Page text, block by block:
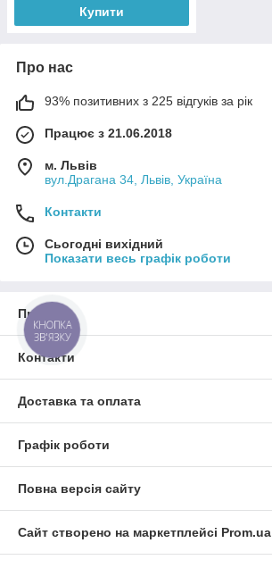
Купити
Про нас
93% позитивних з 225 відгуків за рік
Працює з 21.06.2018
м. Львів
вул.Драгана 34, Львів, Україна
Контакти
Сьогодні вихідний
Показати весь графік роботи
Про нас
Контакти
Доставка та оплата
Графік роботи
Повна версія сайту
Сайт створено на маркетплейсі Prom.ua
КНОПКА
ЗВ'ЯЗКУ